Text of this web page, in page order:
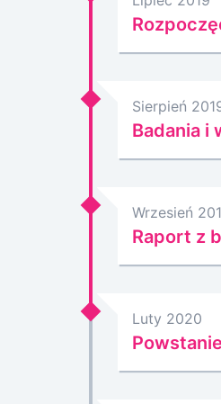
Sierpień
Badania i
Wrzesień
Raport z
Luty 2020